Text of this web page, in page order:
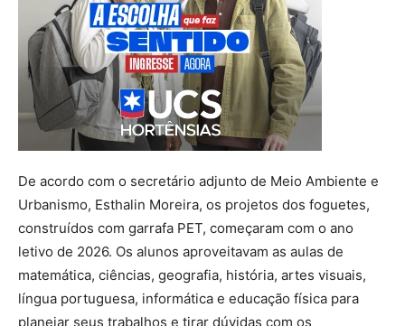
De acordo com o secretário adjunto de Meio Ambiente e
Urbanismo, Esthalin Moreira, os projetos dos foguetes,
construídos com garrafa PET, começaram com o ano
letivo de 2026. Os alunos aproveitavam as aulas de
matemática, ciências, geografia, história, artes visuais,
língua portuguesa, informática e educação física para
planejar seus trabalhos e tirar dúvidas com os